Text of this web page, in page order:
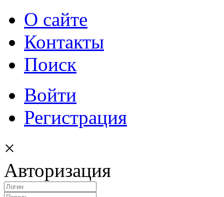
О сайте
Контакты
Поиск
Войти
Регистрация
×
Авторизация